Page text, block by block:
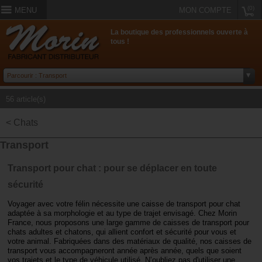
MENU MON COMPTE
La boutique des professionnels ouverte à
tous !
56 article(s)
< Chats
Transport
Transport pour chat : pour se déplacer en toute
sécurité
Voyager avec votre félin nécessite une caisse de transport pour chat
adaptée à sa morphologie et au type de trajet envisagé. Chez Morin
France, nous proposons une large gamme de caisses de transport pour
chats adultes et chatons, qui allient confort et sécurité pour vous et
votre animal. Fabriquées dans des matériaux de qualité, nos caisses de
transport vous accompagneront année après année, quels que soient
vos trajets et le type de véhicule utilisé. N’oubliez pas d'utiliser une